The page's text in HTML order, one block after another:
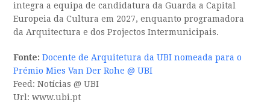
integra a equipa de candidatura da Guarda a Capital
Europeia da Cultura em 2027, enquanto programadora
da Arquitectura e dos Projectos Intermunicipais.
Fonte: Docente de Arquitetura da UBI nomeada para o
Prémio Mies Van Der Rohe @ UBI
Feed: Notícias @ UBI
Url: www.ubi.pt